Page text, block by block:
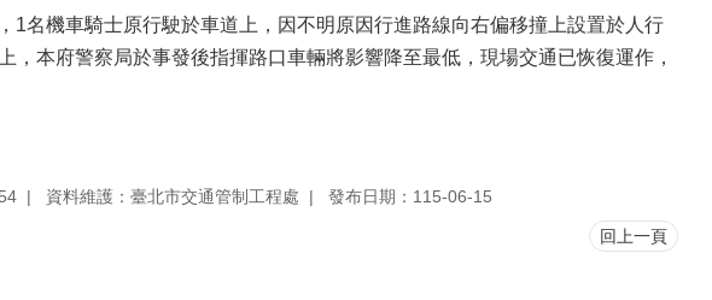
名機車騎士原行駛於車道上，因不明原因行進路線向右偏移撞上設置於人行
本府警察局於事發後指揮路口車輛將影響降至最低，現場交通已恢復運作，
資料維護：臺北市交通管制工程處 發布日期：115-06-15
回上一頁